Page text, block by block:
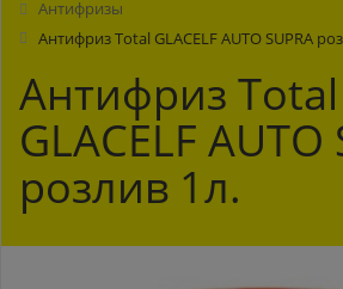
Антифризы
Антифриз Total GLACELF AUTO SUPRA
Антифриз Total
GLACELF AUTO
розлив 1л.